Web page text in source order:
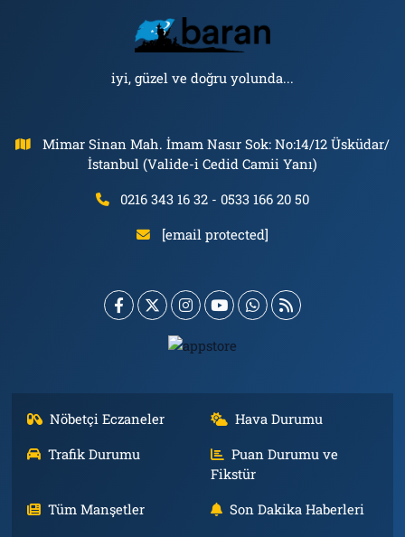
iyi, güzel ve doğru yolunda...
Mimar Sinan Mah. İmam Nasır Sok: No:14/12 Üsküdar/
İstanbul (Valide-i Cedid Camii Yanı)
0216 343 16 32 - 0533 166 20 50
[email protected]
Nöbetçi Eczaneler
Hava Durumu
Trafik Durumu
Puan Durumu ve
Fikstür
Tüm Manşetler
Son Dakika Haberleri